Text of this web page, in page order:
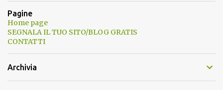
Pagine
Home page
SEGNALA IL TUO SITO/BLOG GRATIS
CONTATTI
Archivia